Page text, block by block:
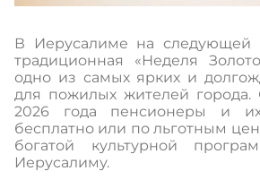
В Иерусалиме на следующей
традиционная «Неделя
одно из самых ярких и
для пожилых жителей
2026 года пенсионеры и
бесплатно или по льготным
богатой культурной
Иерусалиму.